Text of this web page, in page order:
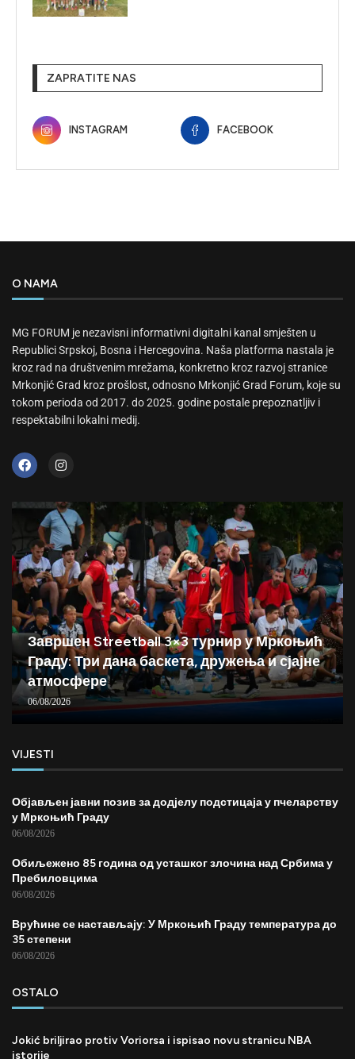
ZAPRATITE NAS
INSTAGRAM FACEBOOK
O NAMA
MG FORUM je nezavisni informativni digitalni kanal smješten u
Republici Srpskoj, Bosna i Hercegovina. Naša platforma nastala je
kroz rad na društvenim mrežama, konkretno kroz razvoj stranice
Mrkonjić Grad kroz prošlost, odnosno Mrkonjić Grad Forum, koje su
tokom perioda od 2017. do 2025. godine postale prepoznatljiv i
respektabilni lokalni medij.
Завршен Streetball 3×3 турнир у Мркоњић
Граду: Три дана баскета, дружења и сјајне
атмосфере
06/08/2026
VIJESTI
Објављен јавни позив за додјелу подстицаја у пчеларству
у Мркоњић Граду
06/08/2026
Обиљежено 85 година од усташког злочина над Србима у
Пребиловцима
06/08/2026
Врућине се настављају: У Мркоњић Граду температура до
35 степени
06/08/2026
OSTALO
Jokić briljirao protiv Voriorsa i ispisao novu stranicu NBA
istorije